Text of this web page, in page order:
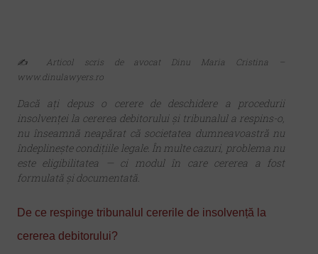
✍️
Articol scris de avocat Dinu Maria Cristina –
www.dinulawyers.ro
Dacă ați depus o cerere de deschidere a procedurii
insolvenței la cererea debitorului și tribunalul a respins-o,
nu înseamnă neapărat că societatea dumneavoastră nu
îndeplinește condițiile legale. În multe cazuri, problema nu
este eligibilitatea — ci modul în care cererea a fost
formulată și documentată.
De ce respinge tribunalul cererile de insolvență la
cererea debitorului?